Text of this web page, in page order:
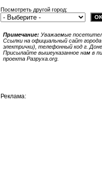
Посмотреть другой город:
Примечание: Уважаемые
Ссылки на официальный сайт
электрички), телефонный код г.
Присылайте вышеуказанное нам в
проекта Разруха.org.
Реклама: